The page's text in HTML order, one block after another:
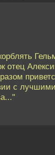
отец
с